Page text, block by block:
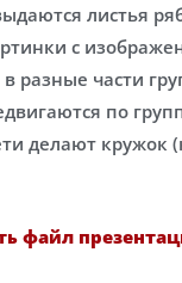
листья
с
разные части
по
делают кружок
файл